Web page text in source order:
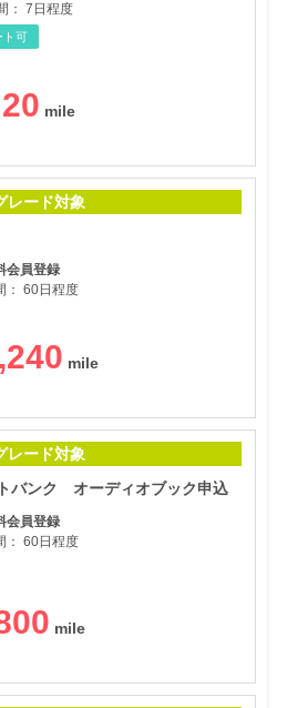
： 7日程度
ト可
20
レード対象
会員登録
60日程度
レード対象
バンク オーディオブック申込
会員登録
60日程度